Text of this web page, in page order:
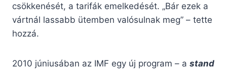
csökkenését, a tarifák emelkedését. „Bár ezek a
vártnál lassabb ütemben valósulnak meg” – tette
hozzá.
2010 júniusában az IMF egy új program – a stand